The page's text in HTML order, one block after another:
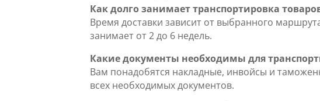
Как долго занимает транспортировка
Время доставки зависит от выбранного
занимает от 2 до 6 недель.
Какие документы необходимы для
Вам понадобятся накладные, инвойсы и
всех необходимых документов.